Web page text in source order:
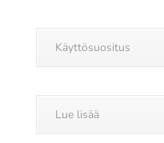
Käyttösuositus
Lue lisää